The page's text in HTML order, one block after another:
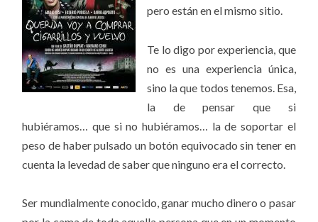
pero están en el mismo sitio.
Te lo digo por experiencia, que
no es una experiencia única,
sino la que todos tenemos. Esa,
la de pensar que si
hubiéramos… que si no hubiéramos… la de soportar el
peso de haber pulsado un botón equivocado sin tener en
cuenta la levedad de saber que ninguno era el correcto.
Ser mundialmente conocido, ganar mucho dinero o pasar